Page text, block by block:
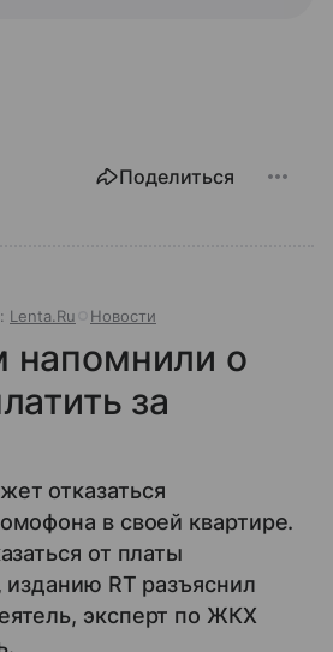
Поделиться
Lenta.Ru Новости
напомнили о
за
отказаться
в своей квартире.
от платы
изданию RT разъяснил
эксперт по ЖКХ